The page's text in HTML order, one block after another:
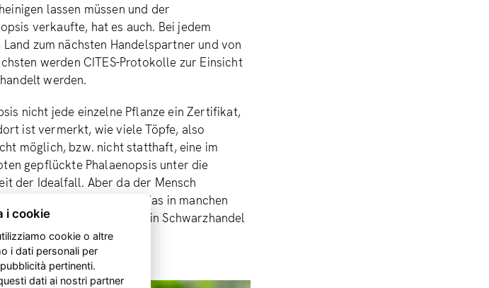
lassen müssen und der
verkaufte, hat es auch. Bei jedem
zum nächsten Handelspartner und von
werden CITES-Protokolle zur Einsicht
werden.
nicht jede einzelne Pflanze ein Zertifikat,
ist vermerkt, wie viele Töpfe, also
möglich, bzw. nicht statthaft, eine im
gepflückte Phalaenopsis unter die
der Idealfall. Aber da der Mensch
was verboten ist und das in manchen
wert scheint, existiert ein Schwarzhandel
mit geschützten Tieren.
i cookie
cookie o altre
i dati personali per
pertinenti.
dati ai nostri partner